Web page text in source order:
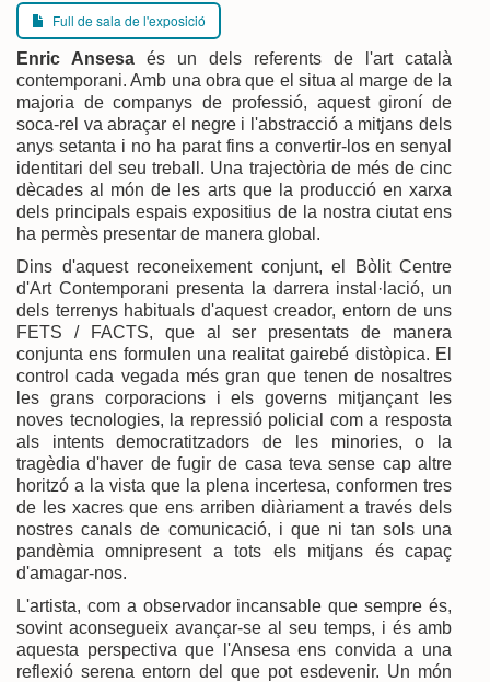
Full de sala de l'exposició
Enric Ansesa és un dels referents de l'art català
contemporani. Amb una obra que el situa al marge de la
majoria de companys de professió, aquest gironí de
soca-rel va abraçar el negre i l'abstracció a mitjans dels
anys setanta i no ha parat fins a convertir-los en senyal
identitari del seu treball. Una trajectòria de més de cinc
dècades al món de les arts que la producció en xarxa
dels principals espais expositius de la nostra ciutat ens
ha permès presentar de manera global.
Dins d'aquest reconeixement conjunt, el Bòlit Centre
d'Art Contemporani presenta la darrera instal·lació, un
dels terrenys habituals d'aquest creador, entorn de uns
FETS / FACTS, que al ser presentats de manera
conjunta ens formulen una realitat gairebé distòpica. El
control cada vegada més gran que tenen de nosaltres
les grans corporacions i els governs mitjançant les
noves tecnologies, la repressió policial com a resposta
als intents democratitzadors de les minories, o la
tragèdia d'haver de fugir de casa teva sense cap altre
horitzó a la vista que la plena incertesa, conformen tres
de les xacres que ens arriben diàriament a través dels
nostres canals de comunicació, i que ni tan sols una
pandèmia omnipresent a tots els mitjans és capaç
d'amagar-nos.
L'artista, com a observador incansable que sempre és,
sovint aconsegueix avançar-se al seu temps, i és amb
aquesta perspectiva que l'Ansesa ens convida a una
reflexió serena entorn del que pot esdevenir. Un món